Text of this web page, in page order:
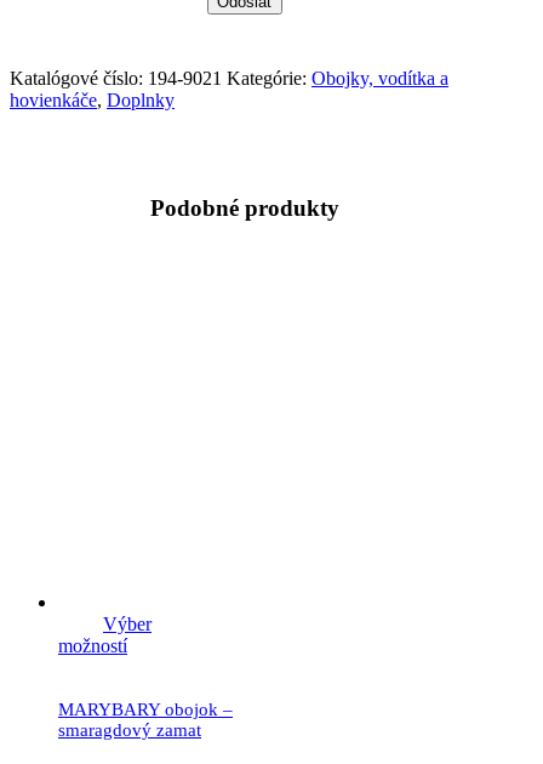
Katalógové číslo: 194-9021 Kategórie: Obojky, vodítka a
hovienkáče, Doplnky
Podobné produkty
Výber
možností
MARYBARY obojok –
smaragdový zamat